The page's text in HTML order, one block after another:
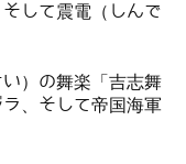
して震電（しんで
）の舞楽「吉志舞
ラ、そして帝国海軍